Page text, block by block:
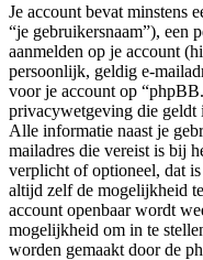
Je account bevat minstens
“je gebruikersnaam”), een
aanmelden op je account
persoonlijk, geldig e-
voor je account op
privacywetgeving die geldt
Alle informatie naast je
mailadres die vereist is bij
verplicht of optioneel, dat
altijd zelf de mogelijkheid
account openbaar wordt
mogelijkheid om in te
worden gemaakt door de